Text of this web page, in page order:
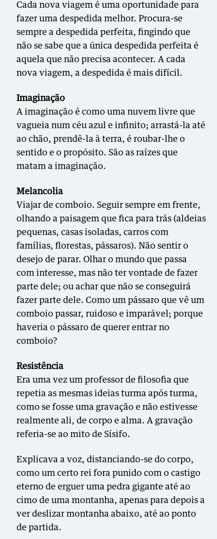
Cada nova viagem é uma oportunidade para
fazer uma despedida melhor. Procura-se
sempre a despedida perfeita, fingindo que
não se sabe que a única despedida perfeita é
aquela que não precisa acontecer. A cada
nova viagem, a despedida é mais difícil.
Imaginação
A imaginação é como uma nuvem livre que
vagueia num céu azul e infinito; arrastá-la até
ao chão, prendê-la à terra, é roubar-lhe o
sentido e o propósito. São as raízes que
matam a imaginação.
Melancolia
Viajar de comboio. Seguir sempre em frente,
olhando a paisagem que fica para trás (aldeias
pequenas, casas isoladas, carros com
famílias, florestas, pássaros). Não sentir o
desejo de parar. Olhar o mundo que passa
com interesse, mas não ter vontade de fazer
parte dele; ou achar que não se conseguirá
fazer parte dele. Como um pássaro que vê um
comboio passar, ruidoso e imparável; porque
haveria o pássaro de querer entrar no
comboio?
Resistência
Era uma vez um professor de filosofia que
repetia as mesmas ideias turma após turma,
como se fosse uma gravação e não estivesse
realmente ali, de corpo e alma. A gravação
referia-se ao mito de Sísifo.
Explicava a voz, distanciando-se do corpo,
como um certo rei fora punido com o castigo
eterno de erguer uma pedra gigante até ao
cimo de uma montanha, apenas para depois a
ver deslizar montanha abaixo, até ao ponto
de partida.